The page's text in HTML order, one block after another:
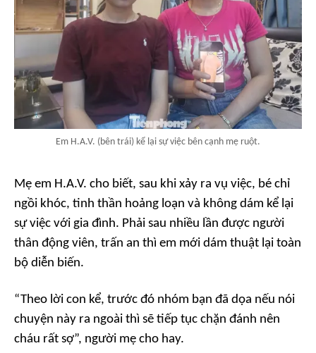
Em H.A.V. (bên trái) kể lại sự việc bên cạnh mẹ ruột.
Mẹ em H.A.V. cho biết, sau khi xảy ra vụ việc, bé chỉ
ngồi khóc, tinh thần hoảng loạn và không dám kể lại
sự việc với gia đình. Phải sau nhiều lần được người
thân động viên, trấn an thì em mới dám thuật lại toàn
bộ diễn biến.
“Theo lời con kể, trước đó nhóm bạn đã dọa nếu nói
chuyện này ra ngoài thì sẽ tiếp tục chặn đánh nên
cháu rất sợ”, người mẹ cho hay.